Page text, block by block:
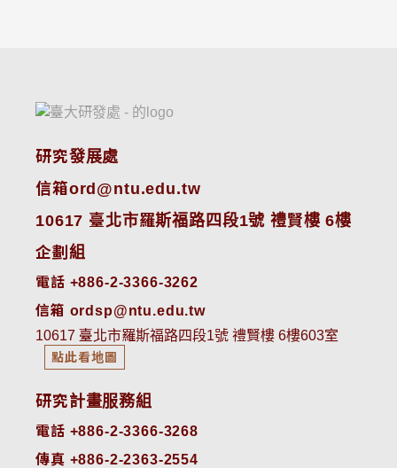
研究發展處
信箱ord@ntu.edu.tw
10617 臺北市羅斯福路四段1號 禮賢樓 6樓
企劃組
電話 +886-2-3366-3262
信箱 ordsp@ntu.edu.tw
10617 臺北市羅斯福路四段1號 禮賢樓 6樓603室
點此看地圖
研究計畫服務組
電話 +886-2-3366-3268
傳真 +886-2-2363-2554